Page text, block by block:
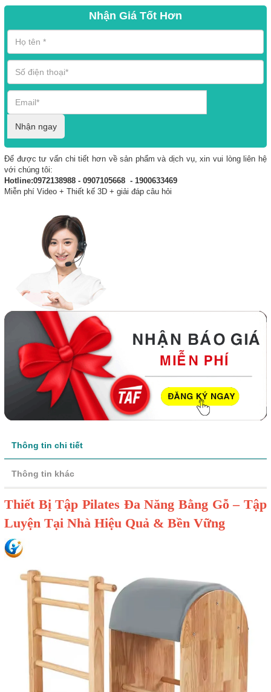
Nhận Giá Tốt Hơn
Nhận ngay
Để được tư vấn chi tiết hơn về sản phẩm và dịch vụ, xin vui lòng liên hệ
với chúng tôi:
Hotline:0972138988 - 0907105668 - 1900633469
Miễn phí Video + Thiết kế 3D + giải đáp câu hỏi
Thông tin chi tiết
Thông tin khác
Thiết Bị Tập Pilates Đa Năng Bằng Gỗ – Tập
Luyện Tại Nhà Hiệu Quả & Bền Vững